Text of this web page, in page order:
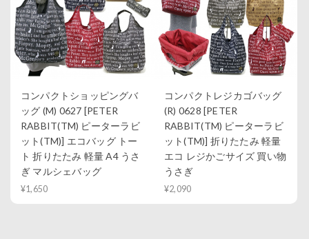
コンパクトショッピングバ
ッグ (M) 0627 [PETER
RABBIT(TM) ピーターラビ
ット(TM)] エコバッグ トー
ト 折りたたみ 軽量 A4 うさ
ぎ マルシェバッグ
¥1,650
コンパクトレジカゴバッグ
(R) 0628 [PETER
RABBIT(TM) ピーターラビ
ット(TM)] 折りたたみ 軽量
エコ レジかごサイズ 買い物
うさぎ
¥2,090